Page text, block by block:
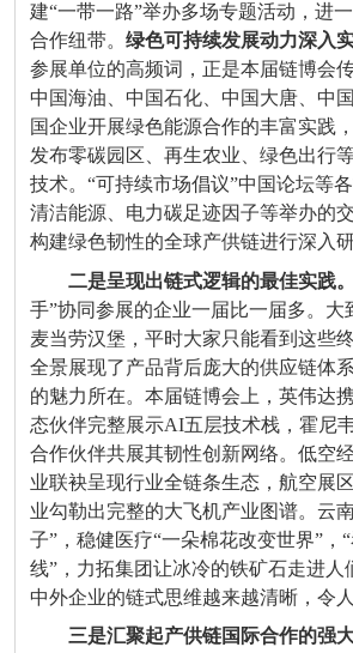
建“一带一路”举办多场专题活动，进
合作纽带。 绿色可持续发展动力深入
参展单位的高频词，正是本届链博会
中国海油、中国石化、中国大唐、中
国企业开展绿色能源合作的丰富实践
发布零碳园区、再生农业、绿色出行
技术。 “可持续市场倡议”中国论坛等
清洁能源、电力碳足迹因子等举办的
构建绿色韧性的全球产供链进行深入研
二是呈现出链式逻辑的最佳实践。
手”协同参展的企业一届比一届多。大
麦当劳汉堡，平时大家只能看到这些
全景展现了产品背后庞大的供应链体
的魅力所在。本届链博会上，英伟达
态伙伴完整展示AI五层技术栈，霍尼
合作伙伴共展其韧性创新网络。低空
业联袂呈现行业全链条生态，航空展区
业勾勒出完整的大飞机产业图谱。云
子” ，稳健医疗“一朵棉花改变世界” ， “
线” ，力拓集团让冰冷的铁矿石走进人
中外企业的链式思维越来越清晰，令
三是汇聚起产供链国际合作的强大